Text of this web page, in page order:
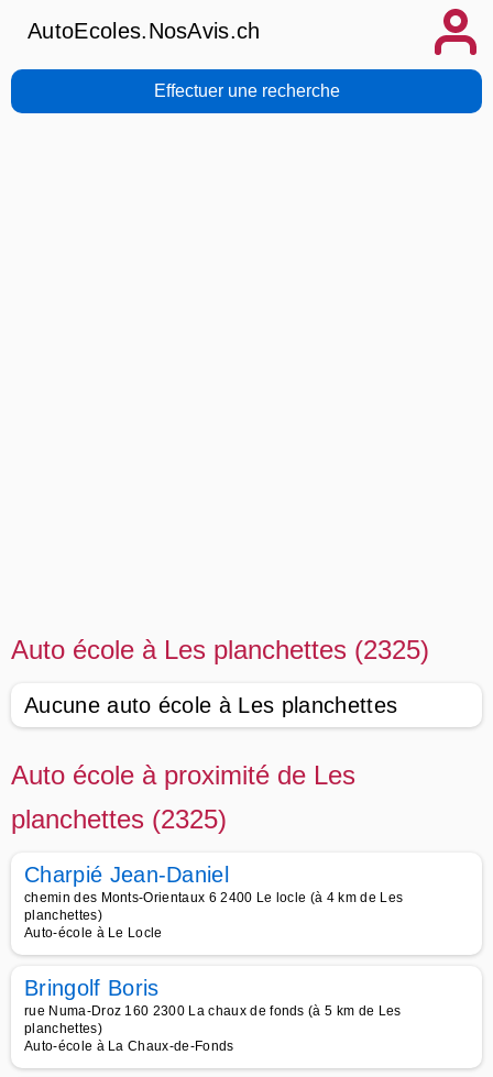
AutoEcoles.NosAvis.ch
Effectuer une recherche
Auto école à Les planchettes (2325)
Aucune auto école à Les planchettes
Auto école à proximité de Les
planchettes (2325)
Charpié Jean-Daniel
chemin des Monts-Orientaux 6 2400 Le locle (à 4 km de Les
planchettes)
Auto-école à Le Locle
Bringolf Boris
rue Numa-Droz 160 2300 La chaux de fonds (à 5 km de Les
planchettes)
Auto-école à La Chaux-de-Fonds